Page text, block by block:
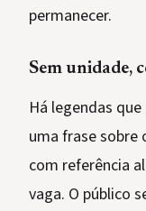
permanecer.
Sem unidade,
Há legendas
uma frase sobre
com referência
vaga. O público